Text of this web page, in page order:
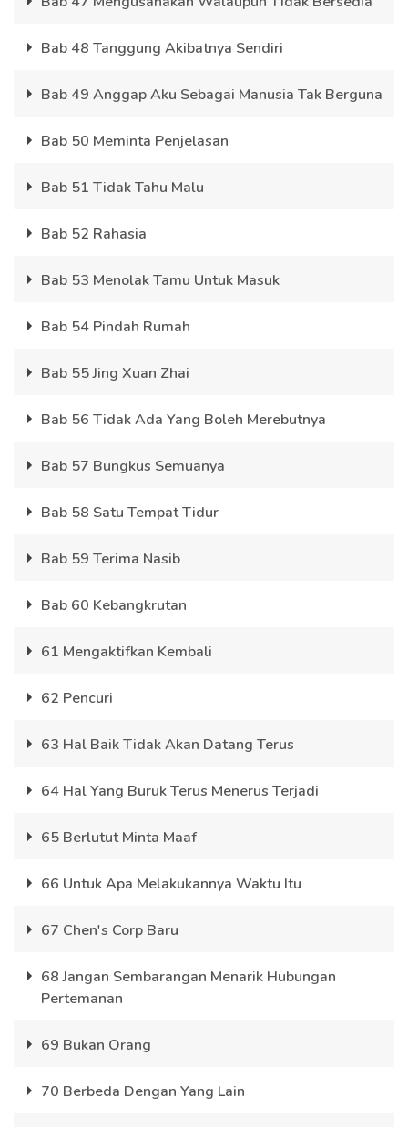
Bab 48 Tanggung Akibatnya Sendiri
Bab 49 Anggap Aku Sebagai Manusia Tak Berguna
Bab 50 Meminta Penjelasan
Bab 51 Tidak Tahu Malu
Bab 52 Rahasia
Bab 53 Menolak Tamu Untuk Masuk
Bab 54 Pindah Rumah
Bab 55 Jing Xuan Zhai
Bab 56 Tidak Ada Yang Boleh Merebutnya
Bab 57 Bungkus Semuanya
Bab 58 Satu Tempat Tidur
Bab 59 Terima Nasib
Bab 60 Kebangkrutan
61 Mengaktifkan Kembali
62 Pencuri
63 Hal Baik Tidak Akan Datang Terus
64 Hal Yang Buruk Terus Menerus Terjadi
65 Berlutut Minta Maaf
66 Untuk Apa Melakukannya Waktu Itu
67 Chen's Corp Baru
68 Jangan Sembarangan Menarik Hubungan
Pertemanan
69 Bukan Orang
70 Berbeda Dengan Yang Lain